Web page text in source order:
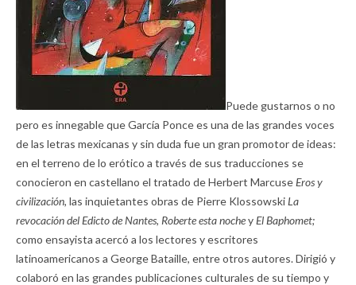
Puede gustarnos o no
pero es innegable que García Ponce es una de las grandes voces
de las letras mexicanas y sin duda fue un gran promotor de ideas:
en el terreno de lo erótico a través de sus traducciones se
conocieron en castellano el tratado de Herbert MarcuseEros y
civilización, las inquietantes obras de Pierre KlossowskiLa
revocación del Edicto de Nantes, Roberte esta nocheyEl Baphomet;
como ensayista acercó a los lectores y escritores
latinoamericanos a George Bataille, entre otros autores. Dirigió y
colaboró en las grandes publicaciones culturales de su tiempo y